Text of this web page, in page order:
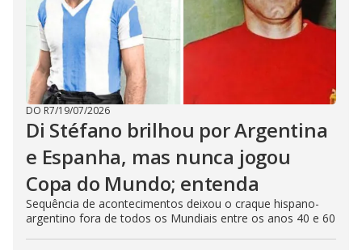
DO R7/19/07/2026
Di Stéfano brilhou por Argentina
e Espanha, mas nunca jogou
Copa do Mundo; entenda
Sequência de acontecimentos deixou o craque hispano-
argentino fora de todos os Mundiais entre os anos 40 e 60